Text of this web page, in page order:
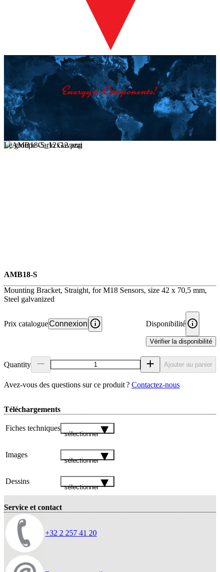
Le groupe Carlo Gavazzi
AMB18-S
Mounting Bracket, Straight, for M18 Sensors, size 42 x 70,5 mm,
Steel galvanized
Prix catalogueConnexion Disponibilité
Vérifier la disponibilité
Quantity Ajouter au panier
Avez‑vous des questions sur ce produit ? Contactez‑nous
Téléchargements
Fiches techniques
sélectionner
Images
sélectionner
Dessins
sélectionner
Service et contact
+32 2 257 41 20